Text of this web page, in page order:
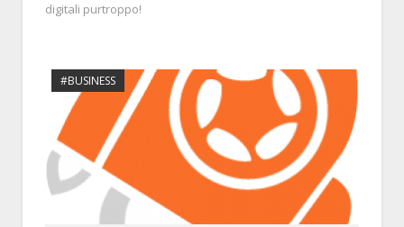
digitali purtroppo!
#BUSINESS